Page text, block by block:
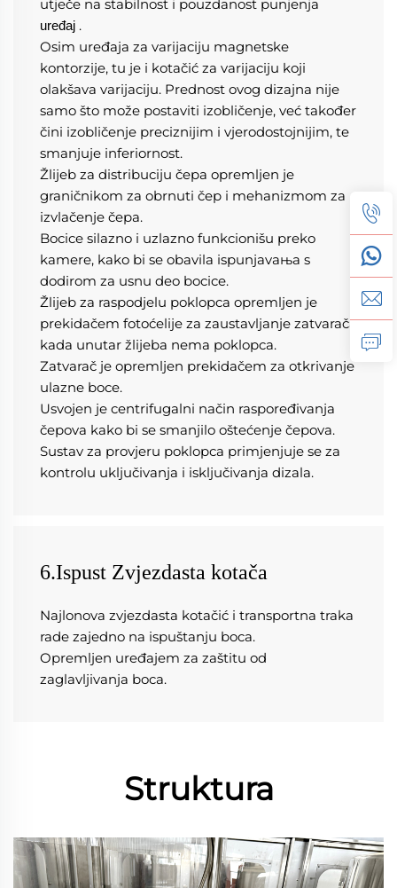
uređaj .
Osim uređaja za varijaciju magnetske
kontorzije, tu je i kotačić za varijaciju koji
olakšava varijaciju. Prednost ovog dizajna nije
samo što može postaviti izobličenje, već također
čini izobličenje preciznijim i vjerodostojnijim, te
smanjuje inferiornost.
Žlijeb za distribuciju čepa opremljen je
graničnikom za obrnuti čep i mehanizmom za
izvlačenje čepa.
Bocice silazno i uzlazno funkcionišu preko
kamere, kako bi se obavila ispunjavaњa s
dodirom za usnu deo bocice.
Žlijeb za raspodjelu poklopca opremljen je
prekidačem fotoćelije za zaustavljanje zatvarača
kada unutar žlijeba nema poklopca.
Zatvarač je opremljen prekidačem za otkrivanje
ulazne boce.
Usvojen je centrifugalni način raspoređivanja
čepova kako bi se smanjilo oštećenje čepova.
Sustav za provjeru poklopca primjenjuje se za
kontrolu uključivanja i isključivanja dizala.
6.Ispust Zvjezdasta kotača
Najlonova zvjezdasta kotačić i transportna traka
rade zajedno na ispuštanju boca.
Opremljen uređajem za zaštitu od
zaglavljivanja boca.
Struktura